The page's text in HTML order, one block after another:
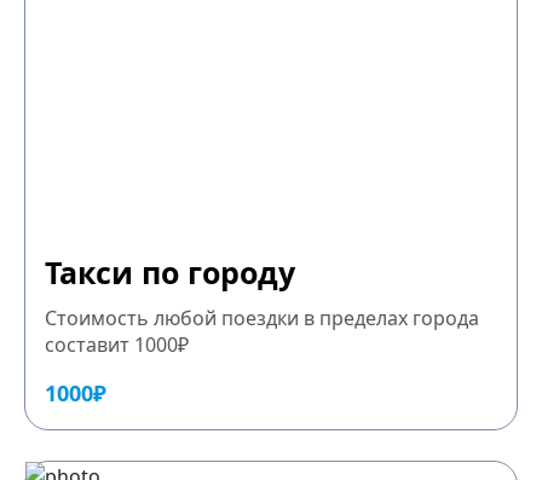
Такси по городу
Стоимость любой поездки в пределах города
составит 1000₽
1000₽